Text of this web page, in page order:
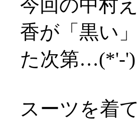
今回の中村
香が「黒い
た次第…(*'-')
スーツを着